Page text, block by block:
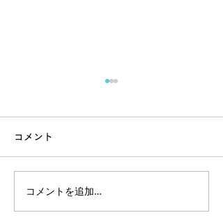
インド渡航前｜ヨガ体験
コメント
コメントを追加…